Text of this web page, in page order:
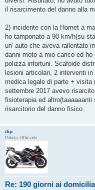
il risarcimento del danno alla
2) incidente con la Hornet a
ho tamponato a 90 km/h(su
un' auto che aveva rallentato
danni moto a mio carico ed
polizza infortuni. Scafoide
lesioni articolari, 2 interventi
medica legale di parte + visita
settembre 2017 avevo
fisioterapia ed
risarcitorio del danno fisico.
dip
Pilota Ufficiale
Re: 190 giorni ai